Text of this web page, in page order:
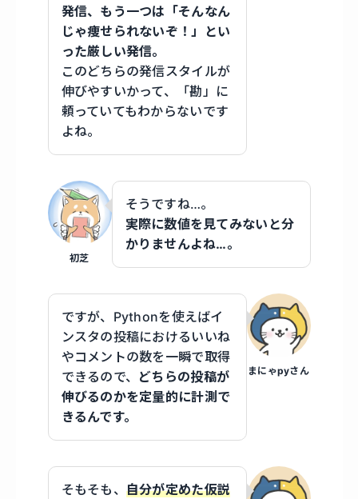
発信、もう一つは「そんなん
じゃ痩せられないぞ！」とい
った厳しい発信。
このどちらの発信スタイルが
伸びやすいかって、「勘」に
頼っていてもわからないです
よね。
初芝
そうですね…。
実際に数値を見てみないと分
かりませんよね…。
まにゃpyさん
ですが、Pythonを使えばイ
ンスタの投稿におけるいいね
やコメントの数を一瞬で取得
できるので、 どちらの投稿が
伸びるのかを定量的に計測で
きるんです。
そもそも、 自分が定めた仮説